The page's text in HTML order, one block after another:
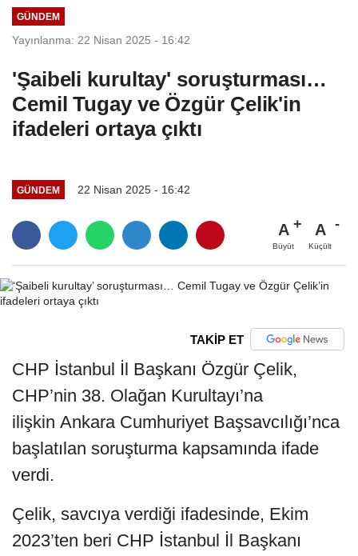
GÜNDEM
Yayınlanma: 22 Nisan 2025 - 16:42
'Şaibeli kurultay' soruşturması…
Cemil Tugay ve Özgür Çelik'in
ifadeleri ortaya çıktı
GÜNDEM 22 Nisan 2025 - 16:42
A
Büyüt
A
Küçült
TAKİP ET
CHP İstanbul İl Başkanı Özgür Çelik,
CHP’nin 38. Olağan Kurultayı’na
ilişkin Ankara Cumhuriyet Başsavcılığı’nca
başlatılan soruşturma kapsamında ifade
verdi.
Çelik, savcıya verdiği ifadesinde, Ekim
2023’ten beri CHP İstanbul İl Başkanı